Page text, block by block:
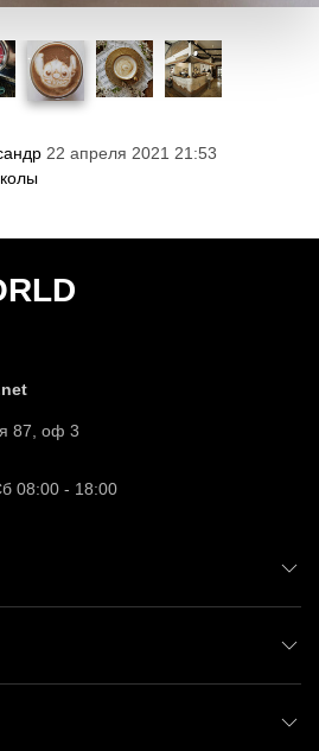
22 апреля 2021 21:53
87, оф 3
08:00 - 18:00